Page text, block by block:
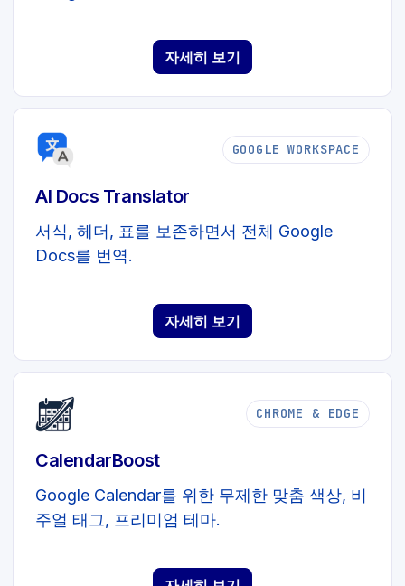
자세히 보기
GOOGLE WORKSPACE
AI Docs Translator
서식, 헤더, 표를 보존하면서 전체 Google
Docs를 번역.
자세히 보기
CHROME & EDGE
CalendarBoost
Google Calendar를 위한 무제한 맞춤 색상, 비
주얼 태그, 프리미엄 테마.